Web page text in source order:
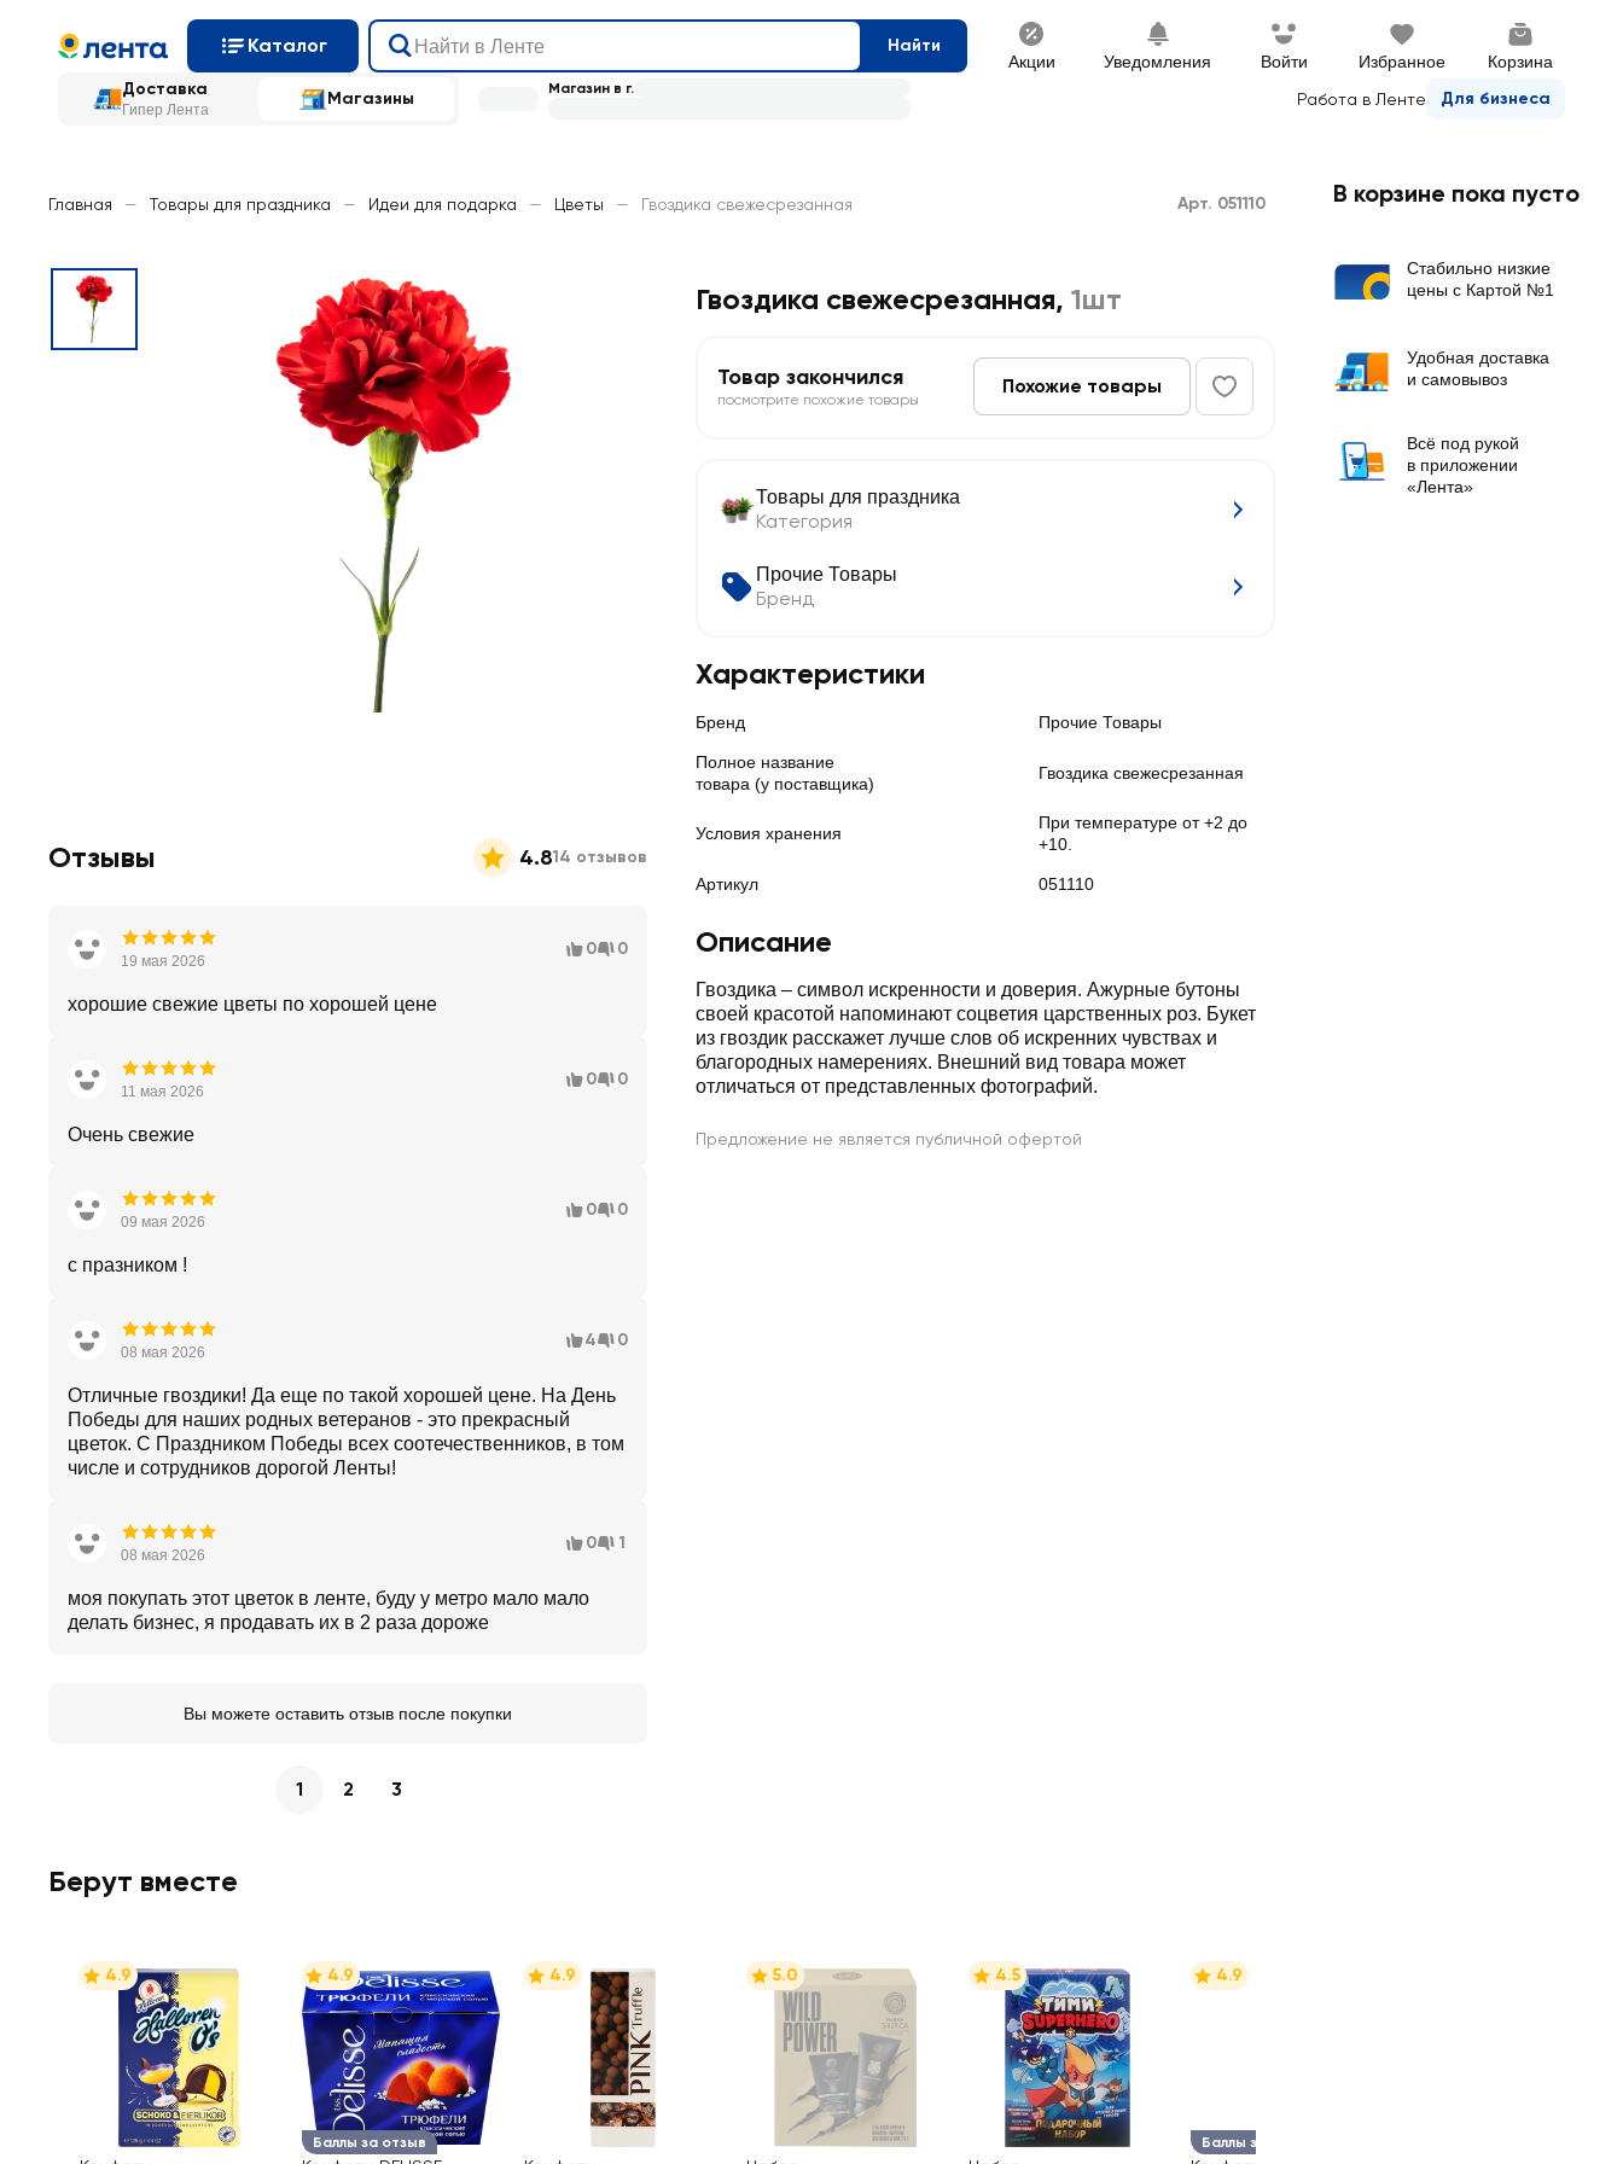
Каталог Найти
Акции Уведомления Войти Избранное Корзина
Доставка
Гипер Лента
Магазины Работа в Ленте Для бизнеса
Магазин в г.
Главная — Товары для праздника — Идеи для подарка — Цветы — Гвоздика свежесрезанная Арт. 051110
Гвоздика свежесрезанная, 1шт
Товар закончился
посмотрите похожие товары
Похожие товары
Товары для праздника
Категория
Прочие Товары
Бренд
Характеристики
Бренд Прочие Товары
Полное название
товара (у поставщика)
Гвоздика свежесрезанная
Условия хранения
При температуре от +2 до
+10.
Артикул 051110
Описание
Гвоздика – символ искренности и доверия. Ажурные бутоны
своей красотой напоминают соцветия царственных роз. Букет
из гвоздик расскажет лучше слов об искренних чувствах и
благородных намерениях. Внешний вид товара может
отличаться от представленных фотографий.
Предложение не является публичной офертой
Отзывы 4.814 отзывов
19 мая 2026
0 0
хорошие свежие цветы по хорошей цене
11 мая 2026
0 0
Очень свежие
09 мая 2026
0 0
с празником !
08 мая 2026
4 0
Отличные гвоздики! Да еще по такой хорошей цене. На День
Победы для наших родных ветеранов - это прекрасный
цветок. С Праздником Победы всех соотечественников, в том
числе и сотрудников дорогой Ленты!
08 мая 2026
0 1
моя покупать этот цветок в ленте, буду у метро мало мало
делать бизнес, я продавать их в 2 раза дороже
Вы можете оставить отзыв после покупки
1 2 3
Берут вместе
4.9
Баллы за отзыв
4.9 4.9 5.0 4.5
Баллы за отзыв
4.9
В корзине пока пусто
Стабильно низкие
цены с Картой №1
Удобная доставка
и самовывоз
Всё под рукой
в приложении
«Лента»